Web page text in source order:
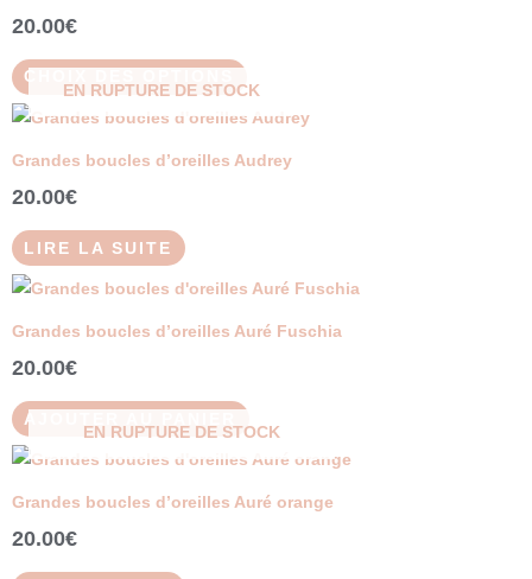
20.00€
CHOIX DES OPTIONS
Les
options
peuvent
du
EN RUPTURE DE STOCK
Grandes boucles d’oreilles Audrey
20.00€
LIRE LA SUITE
Grandes boucles d’oreilles Auré Fuschia
20.00€
AJOUTER AU PANIER
EN RUPTURE DE STOCK
Grandes boucles d’oreilles Auré orange
20.00€